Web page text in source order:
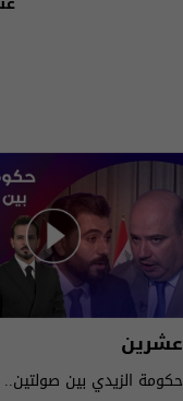
عشرين
حكومة الزيدي بين